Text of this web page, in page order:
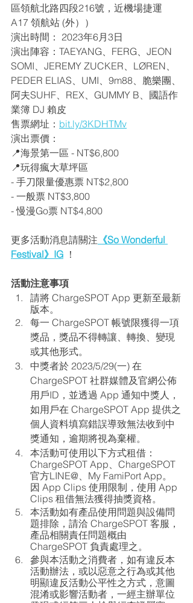
區領航北路四段216號，近機場捷運
A17 領航站 (外））
演出時間： 2023年6月3日
演出陣容：TAEYANG、FERG、JEON
SOMI、JEREMY ZUCKER、LØREN、
PEDER ELIAS、UMI、9m88、脆樂團、
阿夫SUHF、REX、GUMMY B、國語作
業簿 DJ 賴皮
售票網址： bit.ly/3KDHTMv
演出票價：
📍海景第一區 - NT$6,800
📍玩得瘋大草坪區
- 手刀限量優惠票 NT$2,800
- 一般票 NT$3,800
- 慢漫Go票 NT$4,800
更多活動消息請關注 《So Wonderful
Festival》IG ！
活動注意事項
請將 ChargeSPOT App 更新至最新
版本。
每一 ChargeSPOT 帳號限獲得一項
獎品，獎品不得轉讓、轉換、變現
或其他形式。
中獎者於 2023/5/29(一) 在
ChargeSPOT 社群媒體及官網公佈
用戶ID，並透過 App 通知中獎人，
如用戶在 ChargeSPOT App 提供之
個人資料填寫錯誤導致無法收到中
獎通知，逾期將視為棄權。
本活動可使用以下方式租借：
ChargeSPOT App、ChargeSPOT
官方LINE@、My FamiPort App。
因 App Clips 使用限制，使用 App
Clips 租借無法獲得抽獎資格。
本活動如有產品使用問題與設備問
題排除，請洽 ChargeSPOT 客服，
產品相關責任問題概由
ChargeSPOT 負責處理之。
參與本活動之消費者，如有違反本
活動辦法，或以惡意之行為或其他
明顯違反活動公平性之方式，意圖
混淆或影響活動者，一經主辦單位